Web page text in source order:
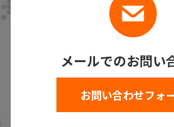
メールでのお問い
お問い合わせフォ